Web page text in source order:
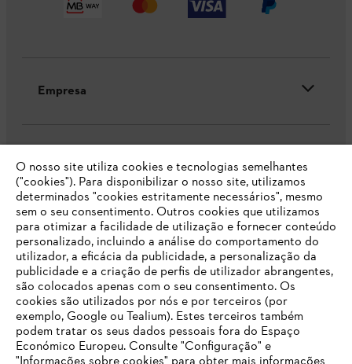
Empresa
FAQs Loja Online
Contacto
Condições gerais de venda Proteção de Dados
Sobre nós Cookies Informação jurídica
O nosso site utiliza cookies e tecnologias semelhantes
("cookies"). Para disponibilizar o nosso site, utilizamos
determinados "cookies estritamente necessários", mesmo
sem o seu consentimento. Outros cookies que utilizamos
para otimizar a facilidade de utilização e fornecer conteúdo
personalizado, incluindo a análise do comportamento do
utilizador, a eficácia da publicidade, a personalização da
publicidade e a criação de perfis de utilizador abrangentes,
são colocados apenas com o seu consentimento. Os
cookies são utilizados por nós e por terceiros (por
exemplo, Google ou Tealium). Estes terceiros também
podem tratar os seus dados pessoais fora do Espaço
Económico Europeu. Consulte "Configuração" e